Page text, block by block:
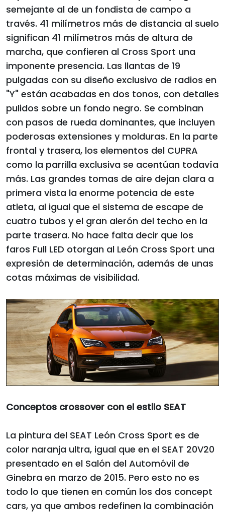
semejante al de un fondista de campo a
través. 41 milímetros más de distancia al suelo
significan 41 milímetros más de altura de
marcha, que confieren al Cross Sport una
imponente presencia. Las llantas de 19
pulgadas con su diseño exclusivo de radios en
"Y" están acabadas en dos tonos, con detalles
pulidos sobre un fondo negro. Se combinan
con pasos de rueda dominantes, que incluyen
poderosas extensiones y molduras. En la parte
frontal y trasera, los elementos del CUPRA
como la parrilla exclusiva se acentúan todavía
más. Las grandes tomas de aire dejan clara a
primera vista la enorme potencia de este
atleta, al igual que el sistema de escape de
cuatro tubos y el gran alerón del techo en la
parte trasera. No hace falta decir que los
faros Full LED otorgan al León Cross Sport una
expresión de determinación, además de unas
cotas máximas de visibilidad.
Conceptos crossover con el estilo SEAT
La pintura del SEAT León Cross Sport es de
color naranja ultra, igual que en el SEAT 20V20
presentado en el Salón del Automóvil de
Ginebra en marzo de 2015. Pero esto no es
todo lo que tienen en común los dos concept
cars, ya que ambos redefinen la combinación